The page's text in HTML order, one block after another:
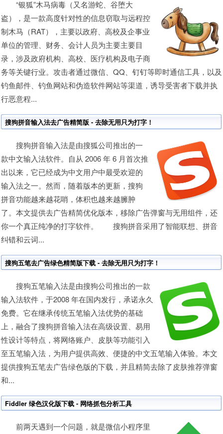
“银狐”木马病毒（又名游蛇、谷堕大
盗），是一款高度针对性的信息窃取与远程控
制木马（RAT），主要以政府、高校及企事业
单位的管理、财务、会计人员为主要主要目
录，涉及政府机构、高校、医疗机构及电子商
务等关键行业。攻击者通过微信、QQ、钉钉等即时通信工具，以及
钓鱼邮件、钓鱼网站和伪造软件网站等渠道，诱导受害者下载并执
行恶意程...
搜狗拼音输入法去广告精简版 - 去除无用只为打字！
搜狗拼音输入法是由搜狐公司推出的一
款中文输入法软件。自从 2006 年 6 月首次推
出以来，它已经成为中文用户中最受欢迎的
输入法之一。然而，随着版本的更新，搜狗
拼音功能越来越花哨，体积也越来越臃肿
了。本文提供去广告精简优化版本，移除广告弹窗与无用组件，还
你一个真正纯净的打字软件。 搜狗拼音采用了智能联想、拼音
纠错和云词...
搜狗五笔去广告绿色精简版下载 - 去除无用只为打字！
搜狗五笔输入法是由搜狗公司推出的一款
输入法软件，于2008 年在国内发行，承诺永久
免费。它在继承传统五笔输入法优势的基础
上，融合了搜狗拼音输入法在高级设置、易用
性设计等特点，将网络账户、皮肤等功能引入
至五笔输入法，为用户提供高效、便捷的中文五笔输入体验。本文
提供搜狗五笔去广告绿色版的下载，并且精简去除了皮肤推荐弹窗
和...
Fiddler 绿色汉化版下载 - 网络抓包分析工具
前两天遇到一个问题，就是微信小程序里